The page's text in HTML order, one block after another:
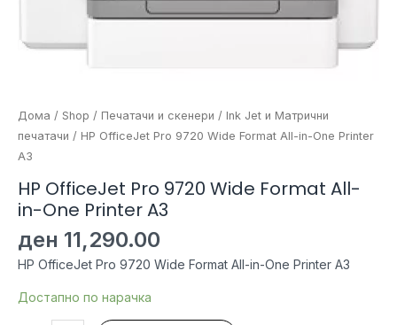
Дома / Shop / Печатачи и скенери / Ink Jet и Матрични
печатачи / HP OfficeJet Pro 9720 Wide Format All-in-One Printer
A3
HP OfficeJet Pro 9720 Wide Format All-
in-One Printer A3
ден 11,290.00
HP OfficeJet Pro 9720 Wide Format All-in-One Printer A3
Достапно по нарачка